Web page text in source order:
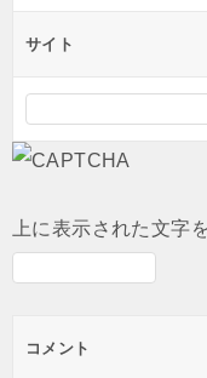
サイト
上に表示された文字
コメント